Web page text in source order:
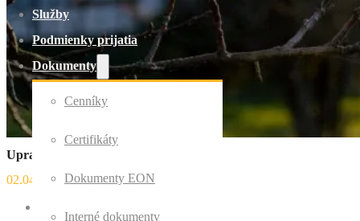
Služby
Podmienky prijatia
Dokumenty
Cenníky
Certifikáty
Dokumenty EON
Interné dokumenty
Upratovanie v skrini
02.04.2023